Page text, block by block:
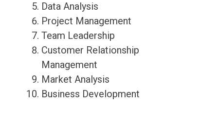
Data Analysis
Project Management
Team Leadership
Customer Relationship
Management
Market Analysis
Business Development